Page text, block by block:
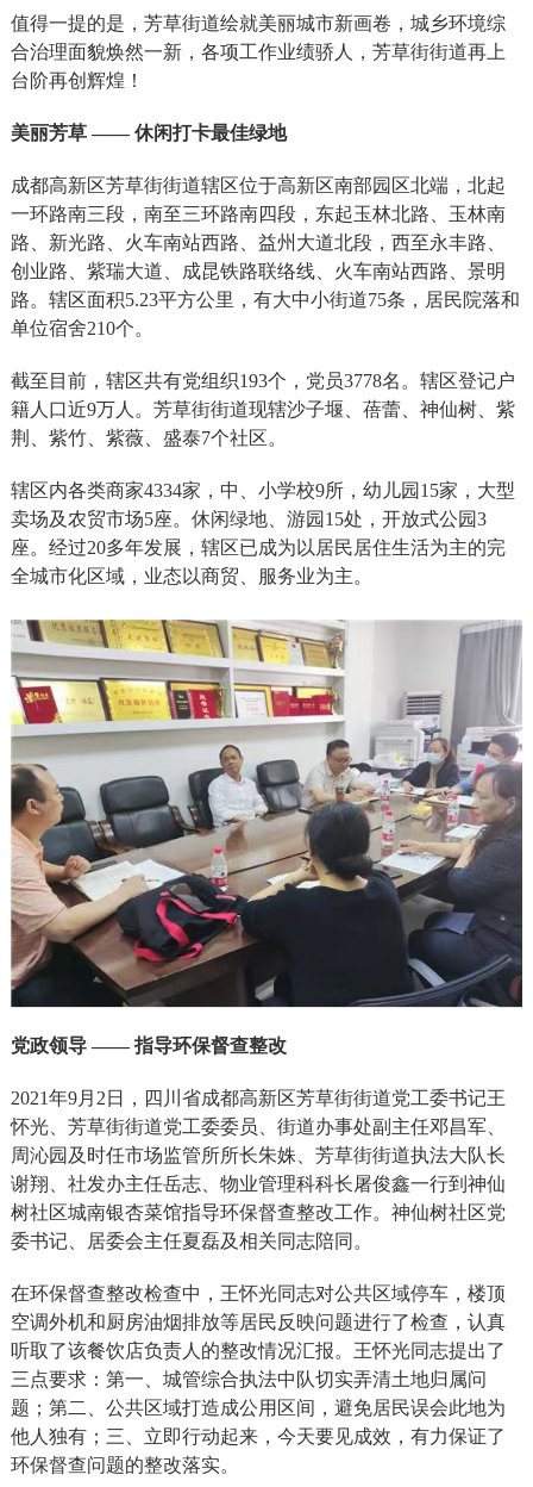
值得一提的是，芳草街道绘就美丽城市新画卷，城乡环境综
合治理面貌焕然一新，各项工作业绩骄人，芳草街街道再上
台阶再创辉煌！
美丽芳草 —— 休闲打卡最佳绿地
成都高新区芳草街街道辖区位于高新区南部园区北端，北起
一环路南三段，南至三环路南四段，东起玉林北路、玉林南
路、新光路、火车南站西路、益州大道北段，西至永丰路、
创业路、紫瑞大道、成昆铁路联络线、火车南站西路、景明
路。辖区面积5.23平方公里，有大中小街道75条，居民院落和
单位宿舍210个。
截至目前，辖区共有党组织193个，党员3778名。辖区登记户
籍人口近9万人。芳草街街道现辖沙子堰、蓓蕾、神仙树、紫
荆、紫竹、紫薇、盛泰7个社区。
辖区内各类商家4334家，中、小学校9所，幼儿园15家，大型
卖场及农贸市场5座。休闲绿地、游园15处，开放式公园3
座。经过20多年发展，辖区已成为以居民居住生活为主的完
全城市化区域，业态以商贸、服务业为主。
党政领导 —— 指导环保督查整改
2021年9月2日，四川省成都高新区芳草街街道党工委书记王
怀光、芳草街街道党工委委员、街道办事处副主任邓昌军、
周沁园及时任市场监管所所长朱姝、芳草街街道执法大队长
谢翔、社发办主任岳志、物业管理科科长屠俊鑫一行到神仙
树社区城南银杏菜馆指导环保督查整改工作。神仙树社区党
委书记、居委会主任夏磊及相关同志陪同。
在环保督查整改检查中，王怀光同志对公共区域停车，楼顶
空调外机和厨房油烟排放等居民反映问题进行了检查，认真
听取了该餐饮店负责人的整改情况汇报。王怀光同志提出了
三点要求：第一、城管综合执法中队切实弄清土地归属问
题；第二、公共区域打造成公用区间，避免居民误会此地为
他人独有；三、立即行动起来，今天要见成效，有力保证了
环保督查问题的整改落实。